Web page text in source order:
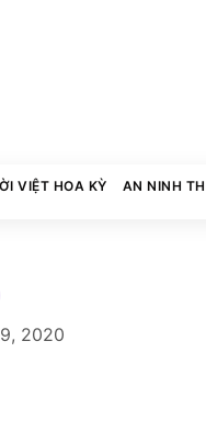
VIỆT HOA KỲ AN NINH
2020